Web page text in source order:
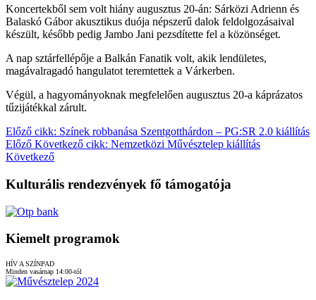
Koncertekből sem volt hiány augusztus 20-án: Sárközi Adrienn és
Balaskó Gábor akusztikus duója népszerű dalok feldolgozásaival
készült, később pedig Jambo Jani pezsdítette fel a közönséget.
A nap sztárfellépője a Balkán Fanatik volt, akik lendületes,
magávalragadó hangulatot teremtettek a Várkerben.
Végül, a hagyományoknak megfelelően augusztus 20-a káprázatos
tűzijátékkal zárult.
Előző cikk: Színek robbanása Szentgotthárdon – PG:SR 2.0 kiállítás
Előző Következő cikk: Nemzetközi Művésztelep kiállítás
Következő
Kulturális rendezvények fő támogatója
Kiemelt programok
HÍV A SZÍNPAD
Minden vasárnap 14:00-tól